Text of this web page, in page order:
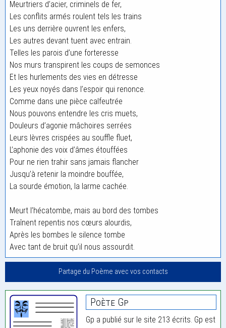
Meurtriers d’acier, criminels de fer,
Les conflits armés roulent tels les trains
Les uns derrière ouvrent les enfers,
Les autres devant tuent avec entrain.
Telles les parois d’une forteresse
Nos murs transpirent les coups de semonces
Et les hurlements des vies en détresse
Les yeux noyés dans l’espoir qui renonce.
Comme dans une pièce calfeutrée
Nous pouvons entendre les cris muets,
Douleurs d’agonie mâchoires serrées
Leurs lèvres crispées au souffle fluet,
L’aphonie des voix d’âmes étouffées
Pour ne rien trahir sans jamais flancher
Jusqu’à retenir la moindre bouffée,
La sourde émotion, la larme cachée.
Meurt l’hécatombe, mais au bord des tombes
Traînent repentis nos cœurs alourdis,
Après les bombes le silence tombe
Avec tant de bruit qu’il nous assourdit.
Partage du Poème avec vos contacts
Poète Gp
Gp a publié sur le site 213 écrits. Gp est